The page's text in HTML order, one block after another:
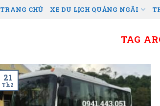
TRANG CHỦ XE DU LỊCH QUẢNG NGÃI
TAG
21
Th2